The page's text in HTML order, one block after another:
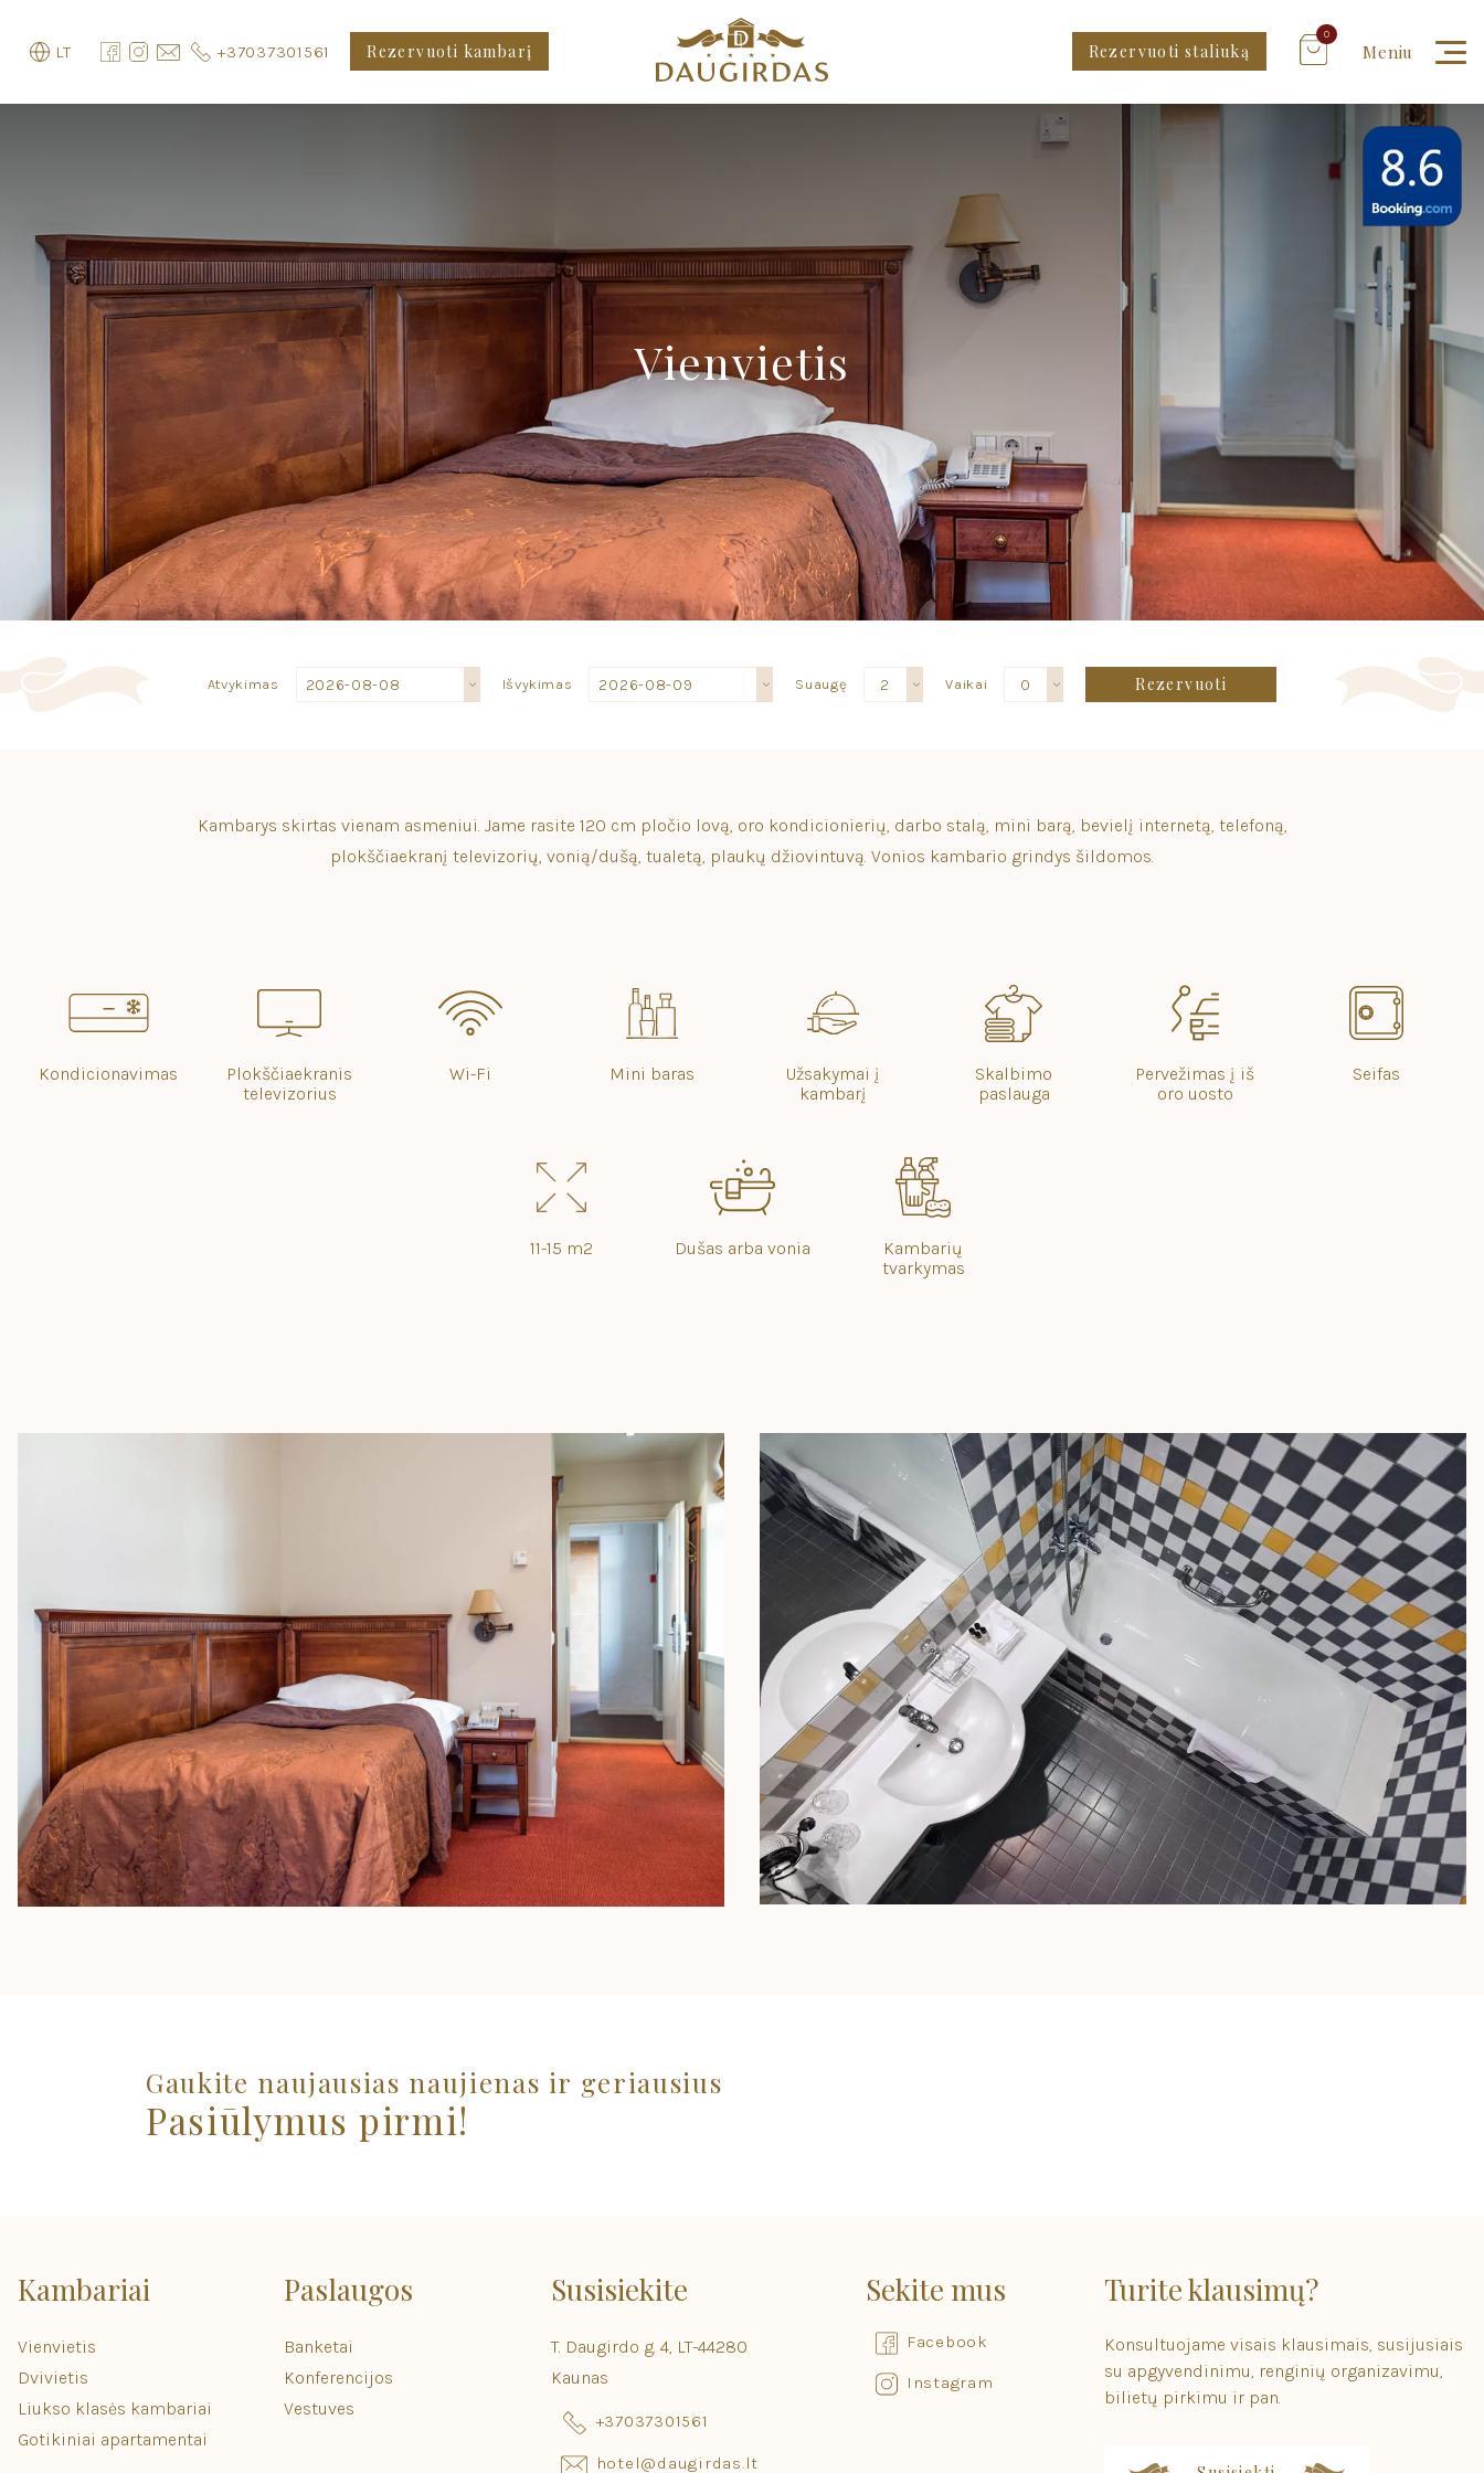
LT +37037301561 Rezervuoti kambarį Rezervuoti staliuką
0
Meniu
Vienvietis
Atvykimas Išvykimas Suaugę 2 Vaikai 0 Rezervuoti
Kambarys skirtas vienam asmeniui. Jame rasite 120 cm pločio lovą, oro kondicionierių, darbo stalą, mini barą, bevielį internetą, telefoną,
plokščiaekranį televizorių, vonią/dušą, tualetą, plaukų džiovintuvą. Vonios kambario grindys šildomos.
Kondicionavimas
Plokščiaekranis
televizorius
Wi-Fi Mini baras
Užsakymai į
kambarį
Skalbimo
paslauga
Pervežimas į iš
oro uosto
Seifas
11-15 m2 Dušas arba vonia
Kambarių
tvarkymas
Gaukite naujausias naujienas ir geriausius
Pasiūlymus pirmi!
Kambariai
Vienvietis
Dvivietis
Liukso klasės kambariai
Gotikiniai apartamentai
Paslaugos
Banketai
Konferencijos
Vestuves
Susisiekite
T. Daugirdo g. 4, LT-44280
Kaunas
+37037301561
hotel@daugirdas.lt
Sekite mus
Facebook
Instagram
Turite klausimų?
Konsultuojame visais klausimais, susijusiais
su apgyvendinimu, renginių organizavimu,
bilietų pirkimu ir pan.